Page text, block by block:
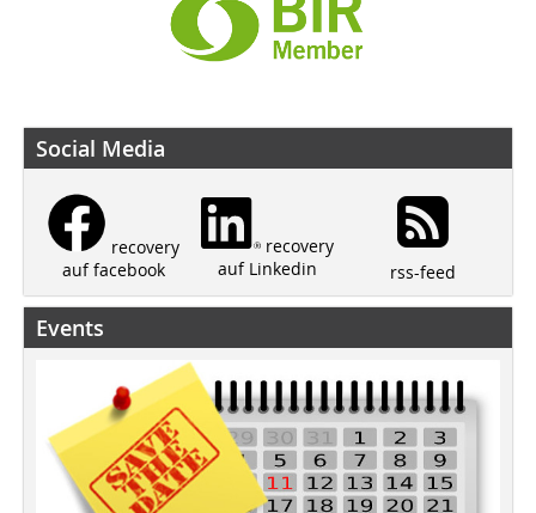
Social Media
recovery
auf facebook
recovery
auf Linkedin
rss-feed
Events